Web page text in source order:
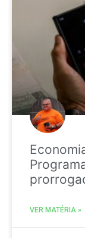
VER MATÉRIA »